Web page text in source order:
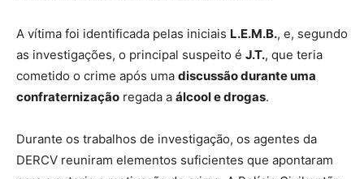
A vítima foi identificada pelas iniciais L.E.M.B., e, segundo
as investigações, o principal suspeito é J.T., que teria
cometido o crime após uma discussão durante uma
confraternização regada a álcool e drogas.
Durante os trabalhos de investigação, os agentes da
DERCV reuniram elementos suficientes que apontaram